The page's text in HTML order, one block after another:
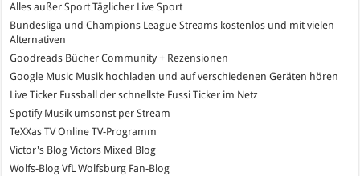
Alles außer SportTäglicher Live Sport
Bundesliga und Champions League Streams kostenlos und mit vielen
Alternativen
Goodreads Bücher Community + Rezensionen
Google Music Musik hochladen und auf verschiedenen Geräten hören
Live Ticker Fussball
der schnellste Fussi Ticker im Netz
SpotifyMusik umsonst per Stream
TeXXas TVOnline TV-Programm
Victor's Blog Victors Mixed Blog
Wolfs-Blog VfL Wolfsburg Fan-Blog